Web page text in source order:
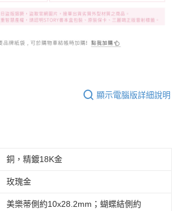
顯示電腦版詳細說明
銅，精鍍18K金
玫瑰金
美樂蒂側約10x28.2mm；蝴蝶結側約